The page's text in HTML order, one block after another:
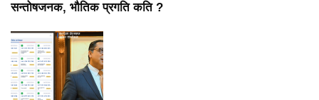
सन्तोषजनक, भौतिक प्रगति कति ?